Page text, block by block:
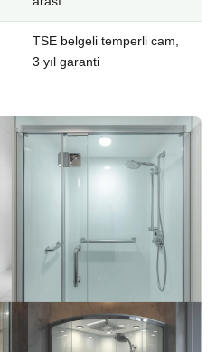
TSE belgeli temperli cam,
3 yıl garanti